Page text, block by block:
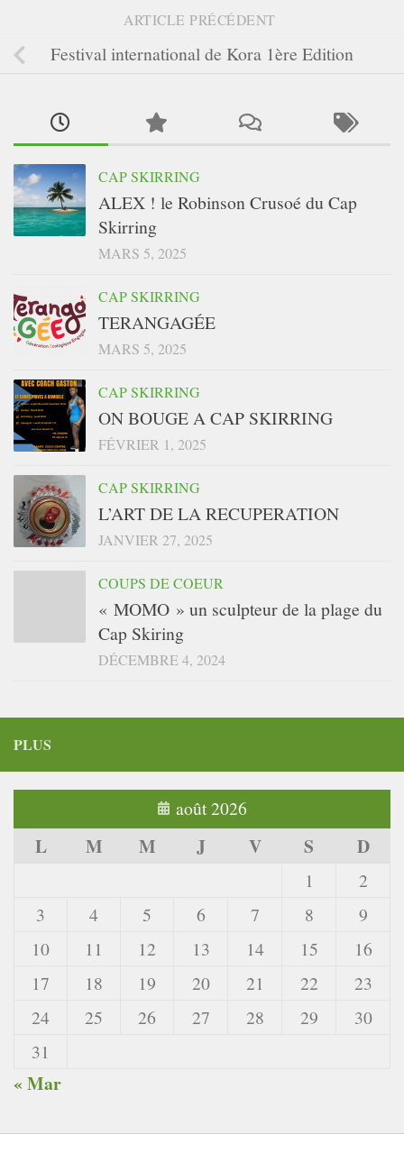
ARTICLE PRÉCÉDENT
Festival international de Kora 1ère Edition
CAP SKIRRING
ALEX ! le Robinson Crusoé du Cap
Skirring
MARS 5, 2025
CAP SKIRRING
TERANGAGÉE
MARS 5, 2025
CAP SKIRRING
ON BOUGE A CAP SKIRRING
FÉVRIER 1, 2025
CAP SKIRRING
L’ART DE LA RECUPERATION
JANVIER 27, 2025
COUPS DE COEUR
« MOMO » un sculpteur de la plage du
Cap Skiring
DÉCEMBRE 4, 2024
PLUS
août 2026
L M M J V S D
1
2
3
4 5 6 7 8
9
10
11 12 13 14 15
16
17
18 19 20 21 22
23
24
25 26 27 28 29
30
31
« Mar